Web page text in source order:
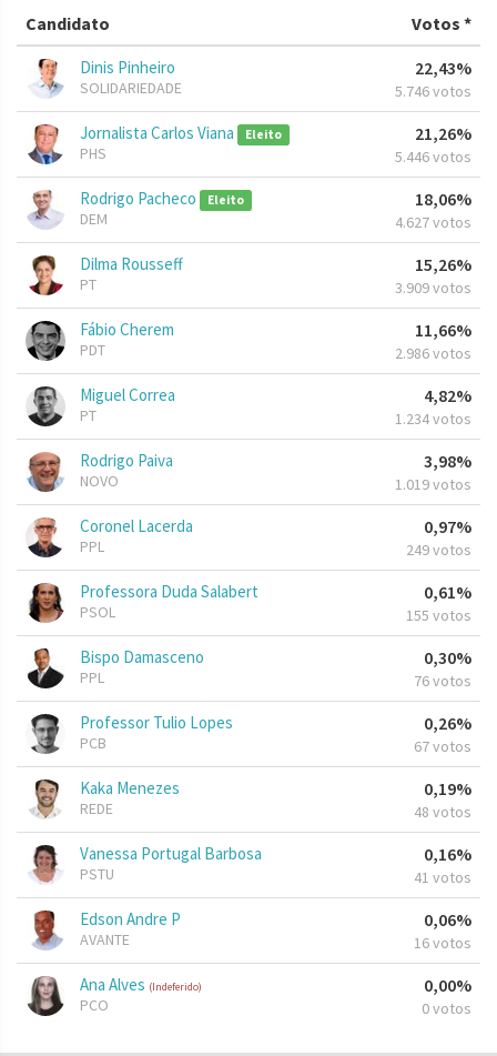
Candidato Votos *
Dinis Pinheiro
SOLIDARIEDADE
22,43%
5.746 votos
Jornalista Carlos Viana Eleito
PHS
21,26%
5.446 votos
Rodrigo Pacheco Eleito
DEM
18,06%
4.627 votos
Dilma Rousseff
PT
15,26%
3.909 votos
Fábio Cherem
PDT
11,66%
2.986 votos
Miguel Correa
PT
4,82%
1.234 votos
Rodrigo Paiva
NOVO
3,98%
1.019 votos
Coronel Lacerda
PPL
0,97%
249 votos
Professora Duda Salabert
PSOL
0,61%
155 votos
Bispo Damasceno
PPL
0,30%
76 votos
Professor Tulio Lopes
PCB
0,26%
67 votos
Kaka Menezes
REDE
0,19%
48 votos
Vanessa Portugal Barbosa
PSTU
0,16%
41 votos
Edson Andre P
AVANTE
0,06%
16 votos
Ana Alves (Indeferido)
PCO
0,00%
0 votos